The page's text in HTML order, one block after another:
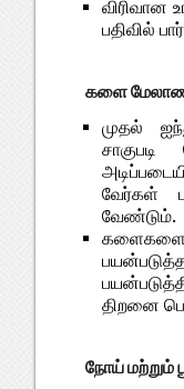
பதிவில்
களை
முதல்
வேர்கள்
வேண்டும்.
களைகளை
திறனை
நோய் மற்றும்